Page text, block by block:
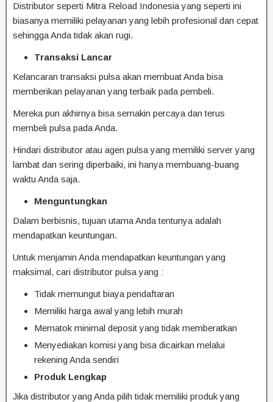
Distributor seperti Mitra Reload Indonesia yang seperti ini
biasanya memiliki pelayanan yang lebih profesional dan cepat
sehingga Anda tidak akan rugi.
Transaksi Lancar
Kelancaran transaksi pulsa akan membuat Anda bisa
memberikan pelayanan yang terbaik pada pembeli.
Mereka pun akhirnya bisa semakin percaya dan terus
membeli pulsa pada Anda.
Hindari distributor atau agen pulsa yang memiliki server yang
lambat dan sering diperbaiki, ini hanya membuang-buang
waktu Anda saja.
Menguntungkan
Dalam berbisnis, tujuan utama Anda tentunya adalah
mendapatkan keuntungan.
Untuk menjamin Anda mendapatkan keuntungan yang
maksimal, cari distributor pulsa yang :
Tidak memungut biaya pendaftaran
Memiliki harga awal yang lebih murah
Mematok minimal deposit yang tidak memberatkan
Menyediakan komisi yang bisa dicairkan melalui
rekening Anda sendiri
Produk Lengkap
Jika distributor yang Anda pilih tidak memiliki produk yang